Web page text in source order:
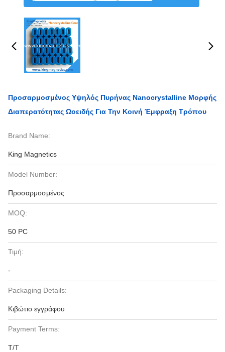
Προσαρμοσμένος Υψηλός Πυρήνας Nanocrystalline Μορφής
Διαπερατότητας Ωοειδής Για Την Κοινή Έμφραξη Τρόπου
Brand Name:
King Magnetics
Model Number:
Προσαρμοσμένος
MOQ:
50 PC
Τιμή:
-
Packaging Details:
Κιβώτιο εγγράφου
Payment Terms:
T/T